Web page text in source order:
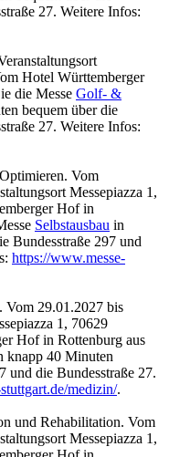
27. Weitere Infos:
Hotel Württemberger
die Messe Golf- &
bequem über die
27. Weitere Infos:
Vom
Messepiazza 1,
Hof in
Selbstausbau in
Bundesstraße 297 und
https://www.messe-
Vom 29.01.2027 bis
1, 70629
Hof in Rottenburg aus
knapp 40 Minuten
und die Bundesstraße 27.
medizin/.
und Rehabilitation. Vom
Messepiazza 1,